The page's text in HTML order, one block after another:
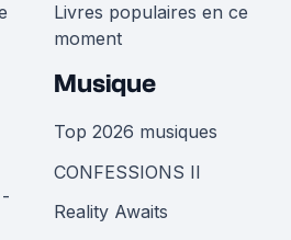
Livres populaires en ce
moment
Musique
Top 2026 musiques
CONFESSIONS II
Reality Awaits